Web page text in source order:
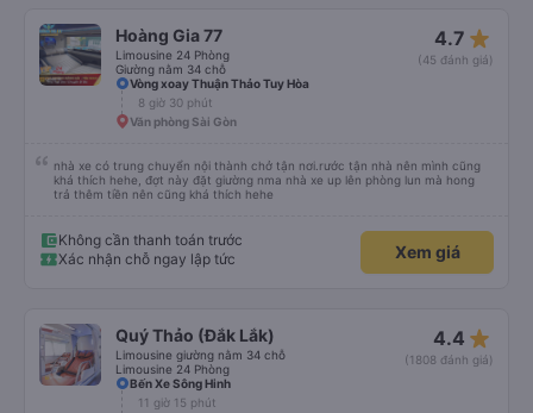
Hoàng Gia 77
Limousine 24 Phòng
Giường nằm 34 chỗ
4.7 star_rate
(45 đánh giá)
Vòng xoay Thuận Thảo Tuy Hòa
8 giờ 30 phút
Văn phòng Sài Gòn
nhà xe có trung chuyển nội thành chở tận nơi.rước tận nhà nên mình cũng
khá thích hehe, đợt này đặt giường nma nhà xe up lên phòng lun mà hong
trả thêm tiền nên cũng khá thích hehe
Không cần thanh toán trước
Xác nhận chỗ ngay lập tức
Xem giá
Quý Thảo (Đắk Lắk)
Limousine giường nằm 34 chỗ
Limousine 24 Phòng
4.4 star_rate
(1808 đánh giá)
Bến Xe Sông Hinh
11 giờ 15 phút